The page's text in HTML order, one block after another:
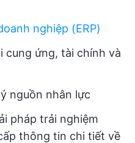
nghiệp (ERP)
cung ứng, tài chính và
nguồn nhân lực
pháp trải nghiệm
thông tin chi tiết về